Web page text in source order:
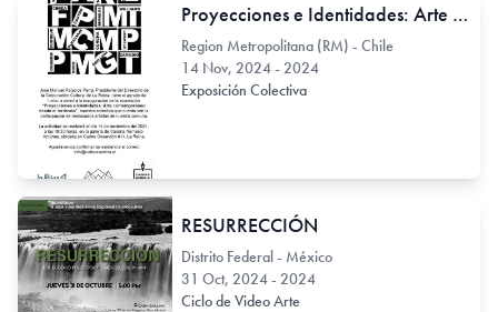
Proyecciones e Identidades: Arte contemporáneo desde el territorio
Region Metropolitana (RM) - Chile
14 Nov, 2024 - 2024
Exposición Colectiva
RESURRECCIÓN
Distrito Federal - México
31 Oct, 2024 - 2024
Ciclo de Video Arte